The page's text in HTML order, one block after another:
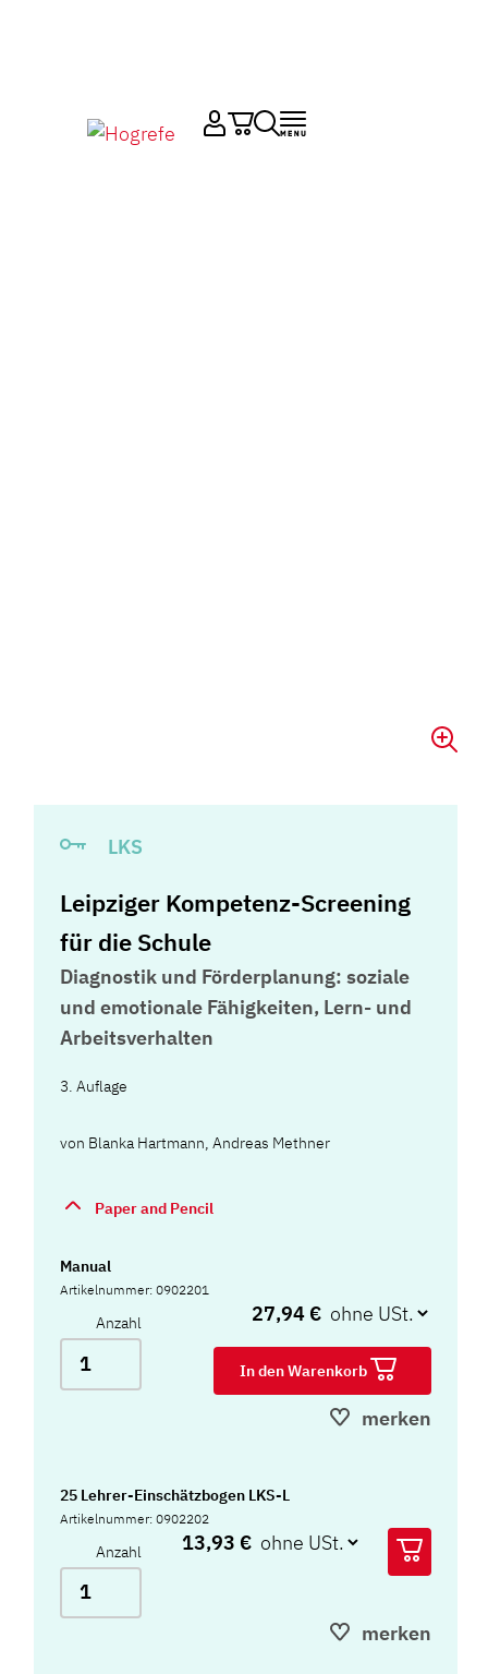
LKS
Leipziger Kompetenz-Screening
für die Schule
Diagnostik und Förderplanung: soziale
und emotionale Fähigkeiten, Lern- und
Arbeitsverhalten
3. Auflage
von Blanka Hartmann,Andreas Methner
Paper and Pencil
Manual
Artikelnummer: 0902201
Anzahl 27,94 €
In den Warenkorb
merken
25 Lehrer-Einschätzbogen LKS-L
Artikelnummer: 0902202
Anzahl 13,93 €
merken